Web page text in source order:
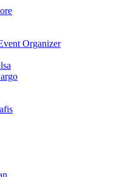
Organizer